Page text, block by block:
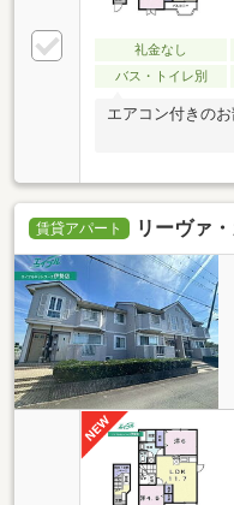
礼金なし
バス・トイレ別
エアコン付きの
賃貸アパート リーヴァ